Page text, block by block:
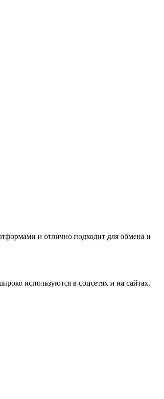
и отлично подходит для обмена и
используются в соцсетях и на сайтах.